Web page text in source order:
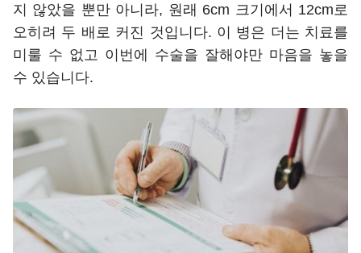
지 않았을 뿐만 아니라, 원래 6cm 크기에서 12cm로
오히려 두 배로 커진 것입니다. 이 병은 더는 치료를
미룰 수 없고 이번에 수술을 잘해야만 마음을 놓을
수 있습니다.